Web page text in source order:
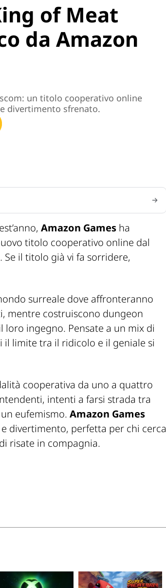
of Meat
da Amazon
un titolo cooperativo online
divertimento sfrenato.
Amazon Games ha
titolo cooperativo online dal
. Se il titolo già vi fa sorridere,
surreale dove affronteranno
mentre costruiscono dungeon
ingegno. Pensate a un mix di
il limite tra il ridicolo e il geniale si
cooperativa da uno a quattro
intenti a farsi strada tra
eufemismo. Amazon Games
divertimento, perfetta per chi cerca
risate in compagnia.